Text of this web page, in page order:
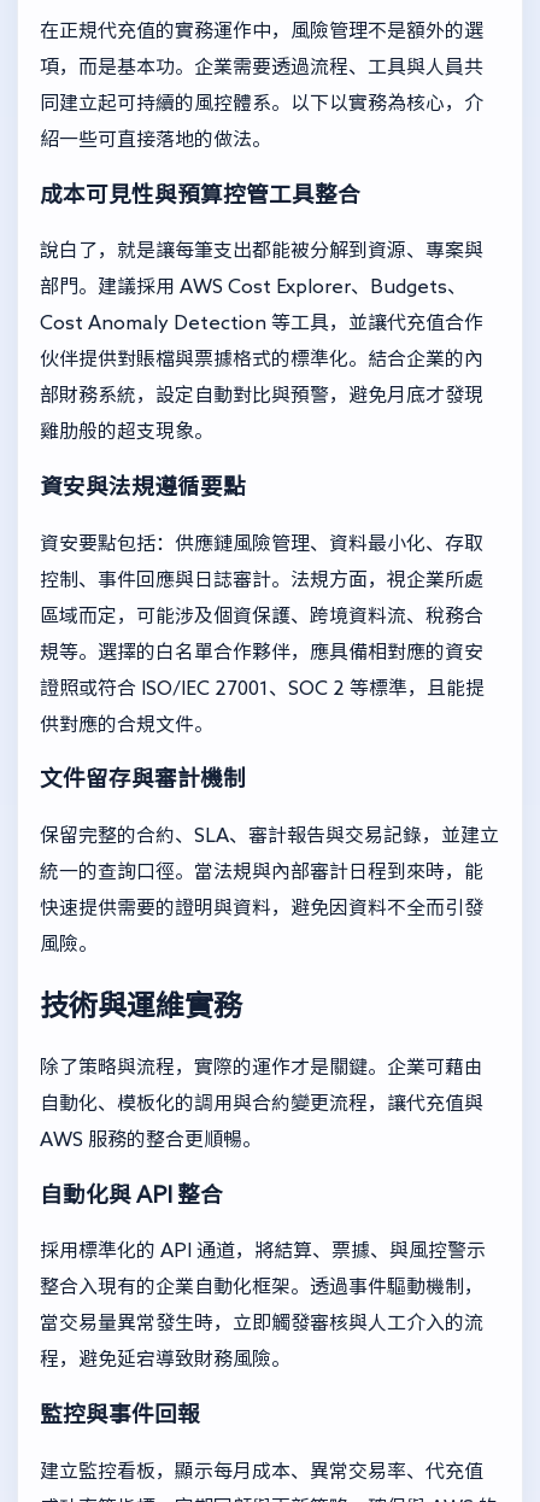
在正規代充值的實務運作中，風險管理不是額外的選
項，而是基本功。企業需要透過流程、工具與人員共
同建立起可持續的風控體系。以下以實務為核心，介
紹一些可直接落地的做法。
成本可見性與預算控管工具整合
說白了，就是讓每筆支出都能被分解到資源、專案與
部門。建議採用 AWS Cost Explorer、Budgets、
Cost Anomaly Detection 等工具，並讓代充值合作
伙伴提供對賬檔與票據格式的標準化。結合企業的內
部財務系統，設定自動對比與預警，避免月底才發現
雞肋般的超支現象。
資安與法規遵循要點
資安要點包括：供應鏈風險管理、資料最小化、存取
控制、事件回應與日誌審計。法規方面，視企業所處
區域而定，可能涉及個資保護、跨境資料流、稅務合
規等。選擇的白名單合作夥伴，應具備相對應的資安
證照或符合 ISO/IEC 27001、SOC 2 等標準，且能提
供對應的合規文件。
文件留存與審計機制
保留完整的合約、SLA、審計報告與交易記錄，並建立
統一的查詢口徑。當法規與內部審計日程到來時，能
快速提供需要的證明與資料，避免因資料不全而引發
風險。
技術與運維實務
除了策略與流程，實際的運作才是關鍵。企業可藉由
自動化、模板化的調用與合約變更流程，讓代充值與
AWS 服務的整合更順暢。
自動化與 API 整合
採用標準化的 API 通道，將結算、票據、與風控警示
整合入現有的企業自動化框架。透過事件驅動機制，
當交易量異常發生時，立即觸發審核與人工介入的流
程，避免延宕導致財務風險。
監控與事件回報
建立監控看板，顯示每月成本、異常交易率、代充值